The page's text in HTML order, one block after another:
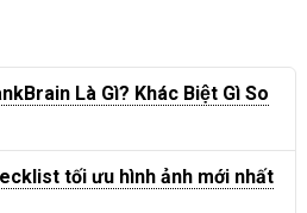
Là Gì? Khác Biệt Gì So
tối ưu hình ảnh mới nhất